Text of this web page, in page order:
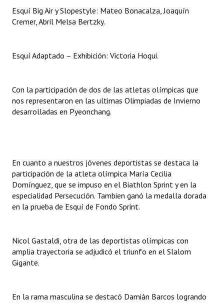
Esquí Big Air y Slopestyle: Mateo Bonacalza, Joaquín
Cremer, Abril Melsa Bertzky.
Esquí Adaptado – Exhibición: Victoria Hoqui.
Con la participación de dos de las atletas olímpicas que
nos representaron en las ultimas Olimpiadas de Invierno
desarrolladas en Pyeonchang.
En cuanto a nuestros jóvenes deportistas se destaca la
participación de la atleta olímpica María Cecilia
Domínguez, que se impuso en el Biathlon Sprint y en la
especialidad Persecución. Tambien ganó la medalla dorada
en la prueba de Esquí de Fondo Sprint.
Nicol Gastaldi, otra de las deportistas olímpicas con
amplia trayectoria se adjudicó el triunfo en el Slalom
Gigante.
En la rama masculina se destacó Damián Barcos logrando